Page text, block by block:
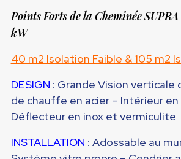
initial
actuel
Points Fortsde la Cheminée
kW
40 m2 Isolation Faible & 105 m2
DESIGN : Grande Vision verticale
de chauffe en acier – Intérieur
Déflecteur en inox et vermiculite
INSTALLATION : Adossable au